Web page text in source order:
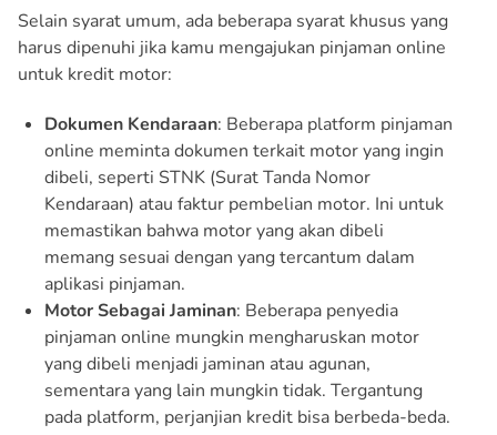
Selain syarat umum, ada beberapa syarat khusus yang
harus dipenuhi jika kamu mengajukan pinjaman online
untuk kredit motor:
Dokumen Kendaraan: Beberapa platform pinjaman
online meminta dokumen terkait motor yang ingin
dibeli, seperti STNK (Surat Tanda Nomor
Kendaraan) atau faktur pembelian motor. Ini untuk
memastikan bahwa motor yang akan dibeli
memang sesuai dengan yang tercantum dalam
aplikasi pinjaman.
Motor Sebagai Jaminan: Beberapa penyedia
pinjaman online mungkin mengharuskan motor
yang dibeli menjadi jaminan atau agunan,
sementara yang lain mungkin tidak. Tergantung
pada platform, perjanjian kredit bisa berbeda-beda.